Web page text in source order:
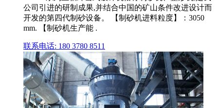
公司引进的研制成果,并结合中国的矿山条件改进设计而
开发的第四代制砂设备。 【制砂机进料粒度】：3050
mm. 【制砂机生产能 .
联系电话: 180 3780 8511